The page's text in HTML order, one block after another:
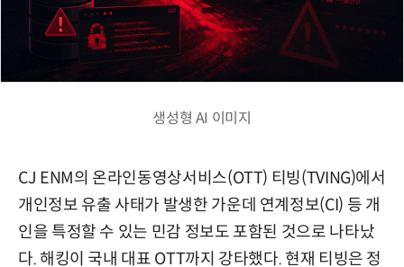
생성형 AI 이미지
CJ ENM의 온라인동영상서비스(OTT) 티빙(TVING)에서
개인정보 유출 사태가 발생한 가운데 연계정보(CI) 등 개
인을 특정할 수 있는 민감 정보도 포함된 것으로 나타났
다. 해킹이 국내 대표 OTT까지 강타했다. 현재 티빙은 정